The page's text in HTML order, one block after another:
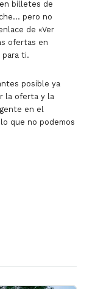
billetes de
pero no
de «Ver
ofertas en
ti.
posible ya
la oferta y la
en el
que no podemos